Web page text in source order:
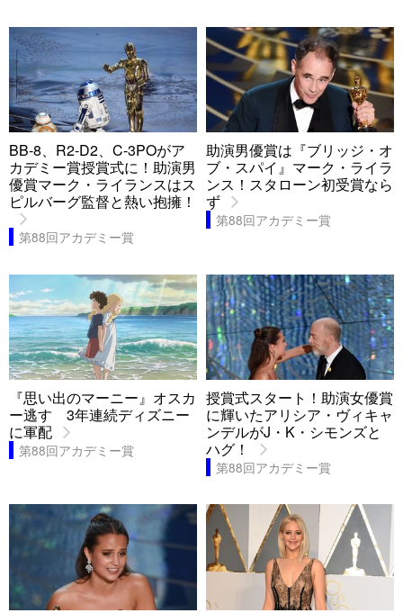
BB-8、R2-D2、C-3POがア
カデミー賞授賞式に！助演男
優賞マーク・ライランスはス
ピルバーグ監督と熱い抱擁！
第88回アカデミー賞
助演男優賞は『ブリッジ・オ
ブ・スパイ』マーク・ライラ
ンス！スタローン初受賞なら
ず
第88回アカデミー賞
『思い出のマーニー』オスカ
ー逃す 3年連続ディズニー
に軍配
第88回アカデミー賞
授賞式スタート！助演女優賞
に輝いたアリシア・ヴィキャ
ンデルがJ・K・シモンズと
ハグ！
第88回アカデミー賞